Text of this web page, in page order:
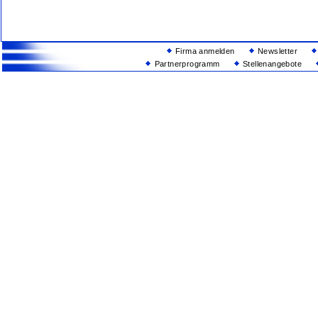
Firma anmelden
Newsletter
Partnerprogramm
Stellenangebote